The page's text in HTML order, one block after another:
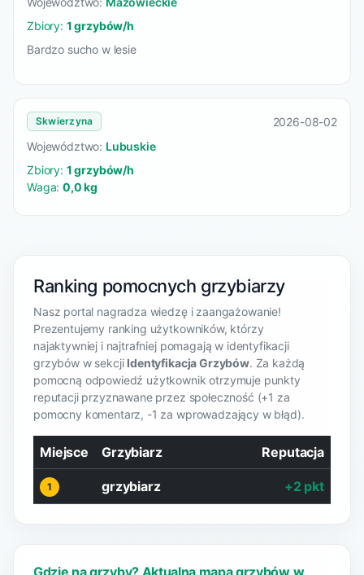
Zbiory: 1 grzybów/h
Bardzo sucho w lesie
Skwierzyna
2026-08-02
Województwo: Lubuskie
Zbiory: 1 grzybów/h
Waga:0,0 kg
Ranking pomocnych grzybiarzy
Nasz portal nagradza wiedzę i zaangażowanie!
Prezentujemy ranking użytkowników, którzy
najaktywniej i najtrafniej pomagają w identyfikacji
grzybów w sekcji Identyfikacja Grzybów. Za każdą
pomocną odpowiedź użytkownik otrzymuje punkty
reputacji przyznawane przez społeczność (+1 za
pomocny komentarz, -1 za wprowadzający w błąd).
Miejsce Grzybiarz Reputacja
1 grzybiarz +2 pkt
Gdzie na grzyby? Aktualna mapa grzybów w